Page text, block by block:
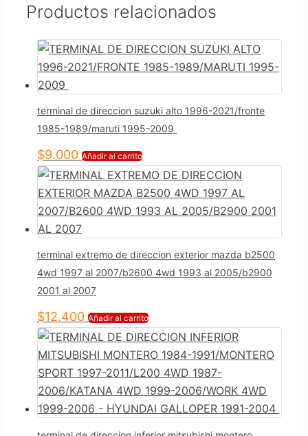
Productos relacionados
terminal de direccion suzuki alto 1996-2021/fronte
1985-1989/maruti 1995-2009
$9.000 Añadir al carrito
terminal extremo de direccion exterior mazda b2500
4wd 1997 al 2007/b2600 4wd 1993 al 2005/b2900
2001 al 2007
$12.400 Añadir al carrito